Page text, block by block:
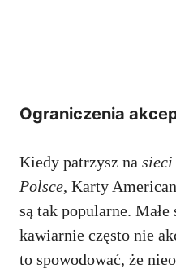
Ograniczenia
Kiedy patrzysz na sieci
Polsce, Karty
są tak popularne.
kawiarnie często nie
to spowodować, że